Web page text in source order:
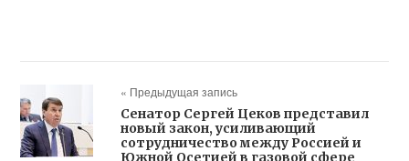
« Предыдущая запись
Сенатор Сергей Цеков представил
новый закон, усиливающий
сотрудничество между Россией и
Южной Осетией в газовой сфере